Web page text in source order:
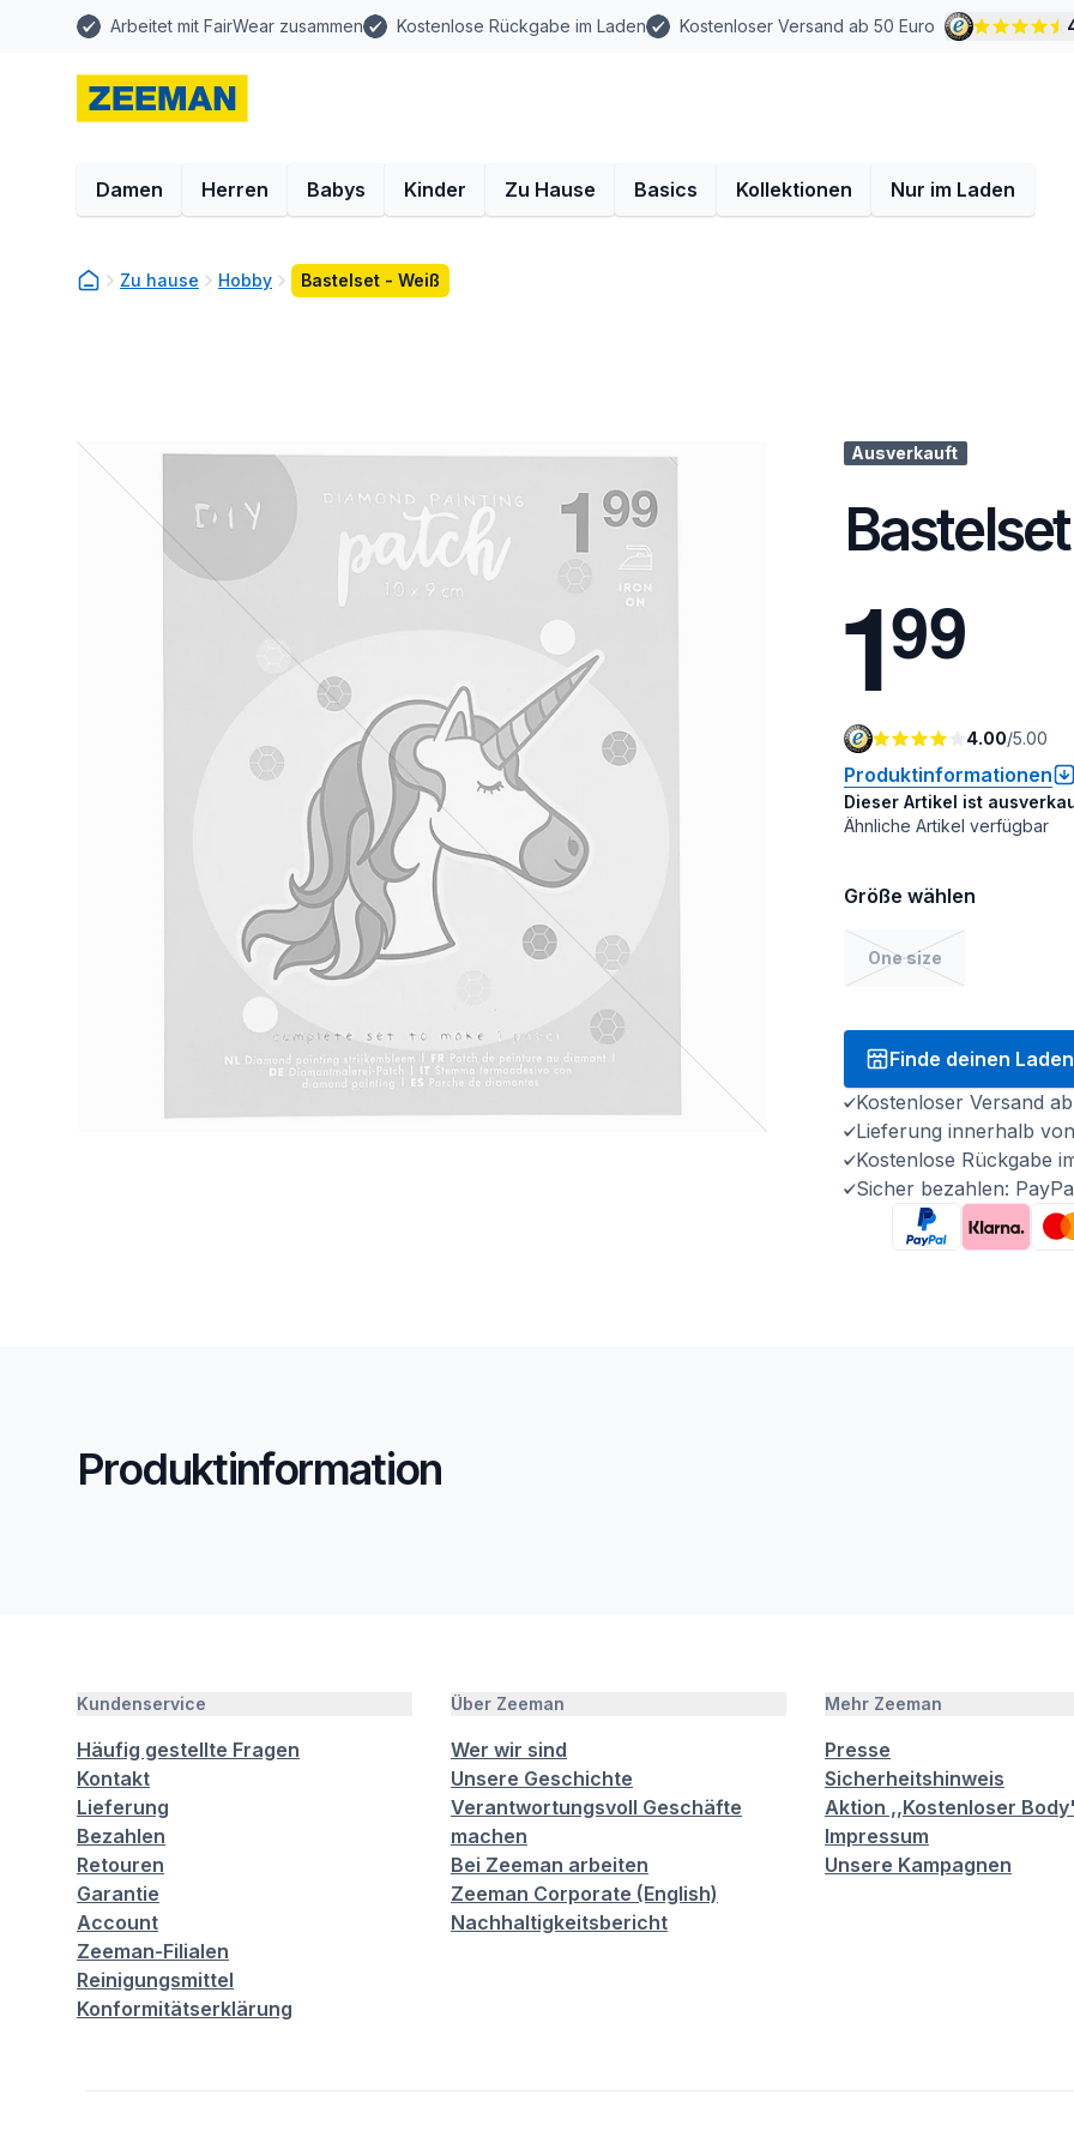
Arbeitet mit FairWear zusammen Kostenlose Rückgabe im Laden Kostenloser Versand ab 50 Euro
Damen Herren Babys Kinder Zu Hause Basics Kollektionen Nur im Laden
Zu hause Hobby Bastelset - Weiß
Ausverkauft
199
4.00/5.00
Produktinformationen
Dieser Artikel ist
Ähnliche Artikel verfügbar
Größe wählen
One size
Finde deinen Laden
Kostenloser Versand
Lieferung innerhalb
Kostenlose Rückgabe
Sicher bezahlen:
Produktinformation
Kundenservice
Häufig gestellte Fragen
Kontakt
Lieferung
Bezahlen
Retouren
Garantie
Account
Zeeman-Filialen
Reinigungsmittel
Konformitätserklärung
Über Zeeman
Wer wir sind
Unsere Geschichte
Verantwortungsvoll Geschäfte
machen
Bei Zeeman arbeiten
Zeeman Corporate (English)
Nachhaltigkeitsbericht
Mehr Zeeman
Presse
Sicherheitshinweis
Aktion ,,Kostenloser
Impressum
Unsere Kampagnen